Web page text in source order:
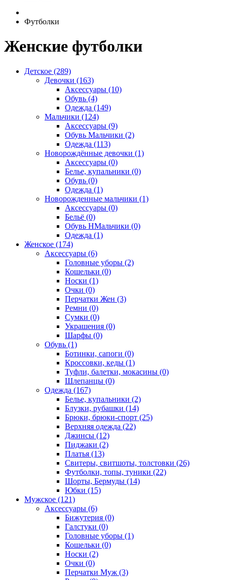
Футболки
Женские футболки
Детское (289)
Девочки (163)
Аксессуары (10)
Обувь (4)
Одежда (149)
Мальчики (124)
Аксессуары (9)
Обувь Мальчики (2)
Одежда (113)
Новорождённые девочки (1)
Аксессуары (0)
Белье, купальники (0)
Обувь (0)
Одежда (1)
Новорожденные мальчики (1)
Аксессуары (0)
Бельё (0)
Обувь НМальчики (0)
Одежда (1)
Женское (174)
Аксессуары (6)
Головные уборы (2)
Кошельки (0)
Носки (1)
Очки (0)
Перчатки Жен (3)
Ремни (0)
Сумки (0)
Украшения (0)
Шарфы (0)
Обувь (1)
Ботинки, сапоги (0)
Кроссовки, кеды (1)
Туфли, балетки, мокасины (0)
Шлепанцы (0)
Одежда (167)
Белье, купальники (2)
Блузки, рубашки (14)
Брюки, брюки-спорт (25)
Верхняя одежда (22)
Джинсы (12)
Пиджаки (2)
Платья (13)
Свитеры, свитшоты, толстовки (26)
Футболки, топы, туники (22)
Шорты, Бермуды (14)
Юбки (15)
Мужское (121)
Аксессуары (6)
Бижутерия (0)
Галстуки (0)
Головные уборы (1)
Кошельки (0)
Носки (2)
Очки (0)
Перчатки Муж (3)